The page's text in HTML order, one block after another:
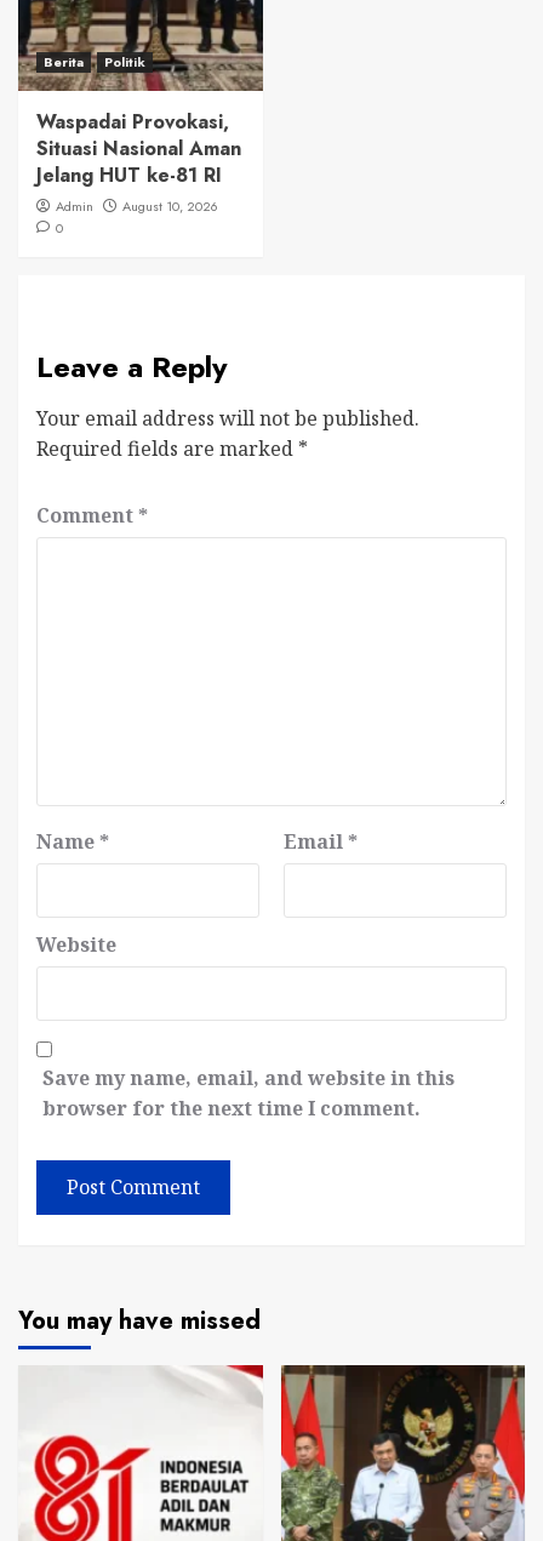
Berita Politik
Waspadai Provokasi,
Situasi Nasional Aman
Jelang HUT ke-81 RI
Admin
August 10, 2026
0
Leave a Reply
Your email address will not be published.
Required fields are marked *
Comment *
Name * Email *
Website
Save my name, email, and website in this
browser for the next time I comment.
You may have missed